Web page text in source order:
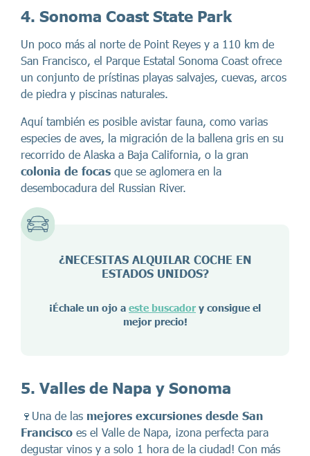
4. Sonoma Coast State Park
Un poco más al norte de Point Reyes y a 110 km de
San Francisco, el Parque Estatal Sonoma Coast ofrece
un conjunto de prístinas playas salvajes, cuevas, arcos
de piedra y piscinas naturales.
Aquí también es posible avistar fauna, como varias
especies de aves, la migración de la ballena gris en su
recorrido de Alaska a Baja California, o la gran
colonia de focas que se aglomera en la
desembocadura del Russian River.
¿NECESITAS ALQUILAR COCHE EN
ESTADOS UNIDOS?
¡Échale un ojo a este buscador y consigue el
mejor precio!
5. Valles de Napa y Sonoma
🍷Una de las mejores excursiones desde San
Francisco es el Valle de Napa, ¡zona perfecta para
degustar vinos y a solo 1 hora de la ciudad! Con más